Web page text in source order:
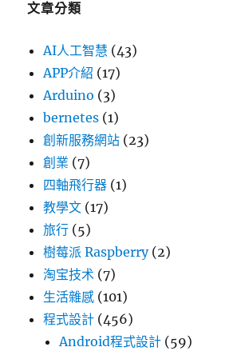
文章分類
AI人工智慧 (43)
APP介紹 (17)
Arduino (3)
bernetes (1)
創新服務網站 (23)
創業 (7)
四軸飛行器 (1)
教學文 (17)
旅行 (5)
樹莓派 Raspberry(2)
淘宝技术 (7)
生活雜感 (101)
程式設計 (456)
Android程式設計 (59)